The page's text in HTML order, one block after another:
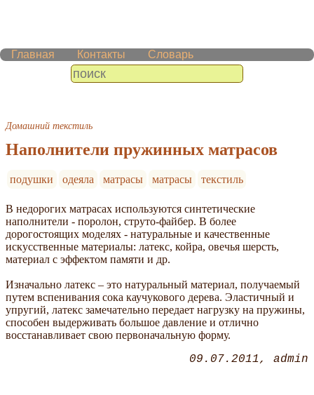
Главная Контакты Словарь
Домашний текстиль
Наполнители пружинных матрасов
подушки одеяла матрасы матрасы текстиль
В недорогих матрасах используются синтетические
наполнители - поролон, струто-файбер. В более
дорогостоящих моделях - натуральные и качественные
искусственные материалы: латекс, койра, овечья шерсть,
материал с эффектом памяти и др.
Изначально латекс – это натуральный материал, получаемый
путем вспенивания сока каучукового дерева. Эластичный и
упругий, латекс замечательно передает нагрузку на пружины,
способен выдерживать большое давление и отлично
восстанавливает свою первоначальную форму.
09.07.2011 admin